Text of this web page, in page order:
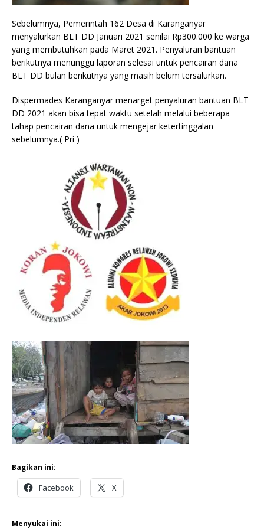
Sebelumnya, Pemerintah 162 Desa di Karanganyar
menyalurkan BLT DD Januari 2021 senilai Rp300.000 ke warga
yang membutuhkan pada Maret 2021. Penyaluran bantuan
berikutnya menunggu laporan selesai untuk pencairan dana
BLT DD bulan berikutnya yang masih belum tersalurkan.
Dispermades Karanganyar menarget penyaluran bantuan BLT
DD 2021 akan bisa tepat waktu setelah melalui beberapa
tahap pencairan dana untuk mengejar ketertinggalan
sebelumnya.( Pri )
Bagikan ini:
Facebook X
Menyukai ini: